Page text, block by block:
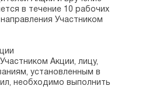
в течение 10 рабочих
Участником
Акции, лицу,
установленным в
необходимо выполнить